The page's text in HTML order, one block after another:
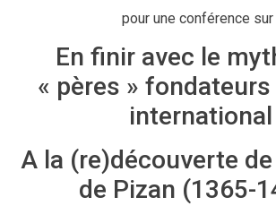
pour une conférence sur
En finir avec le
« pères »
international
A la (re)découverte
de Pizan (1365-